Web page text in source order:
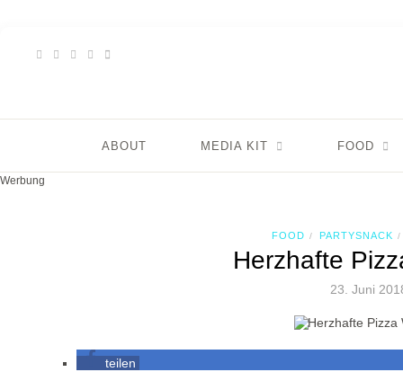
ABOUT MEDIA KIT FOOD
Werbung
FOOD / PARTYSNACK /
Herzhafte
23. Juni
teilen